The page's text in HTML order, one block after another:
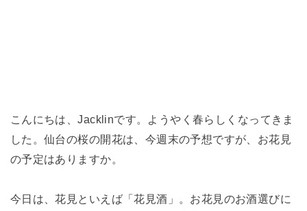
こんにちは、Jacklinです。ようやく春らしくなってきま
した。仙台の桜の開花は、今週末の予想ですが、お花見
の予定はありますか。
今日は、花見といえば「花見酒」。お花見のお酒選びに